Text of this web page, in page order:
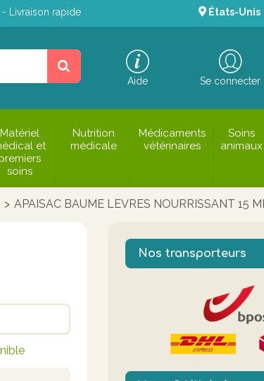
- Livraison rapide États-Unis
Aide Se connecter
Matériel
et
soins
Nutrition
médicale
Médicaments
vétérinaires
Soins
animaux
> APAISAC BAUME LEVRES NOURRISSANT 15
Nos transporteurs